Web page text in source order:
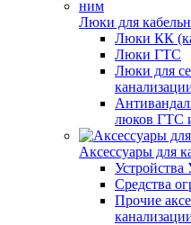
Люки для
Люки КК
Люки ГТС
Люки для
люков ГТС
Аксессуары для
Устройства
Средства
Прочие